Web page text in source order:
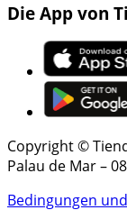
Die App von
Copyright ©
Palau de Mar –
Bedingungen